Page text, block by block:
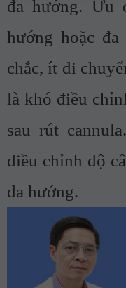
đa hướng. Ưu
hướng hoặc
chắc, ít di
là khó điều
sau rút
điều chỉnh độ
đa hướng.